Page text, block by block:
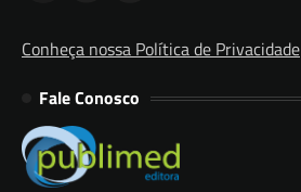
Conheça nossa Política de Privacidade
Fale Conosco